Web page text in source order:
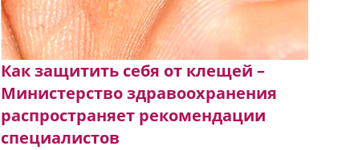
Как защитить себя от клещей –
Министерство здравоохранения
распространяет рекомендации
специалистов